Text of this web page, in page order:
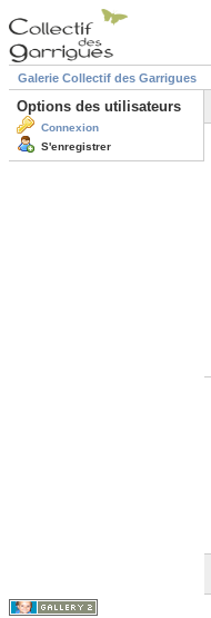
Galerie Collectif des Garrigues
Options des utilisateurs
Connexion
S'enregistrer